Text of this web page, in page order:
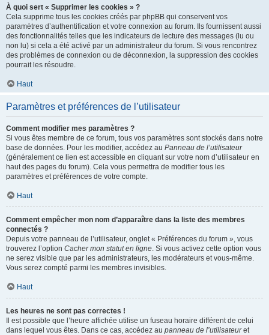
À quoi sert « Supprimer les cookies » ?
Cela supprime tous les cookies créés par phpBB qui conservent vos
paramètres d’authentification et votre connexion au forum. Ils fournissent aussi
des fonctionnalités telles que les indicateurs de lecture des messages (lu ou
non lu) si cela a été activé par un administrateur du forum. Si vous rencontrez
des problèmes de connexion ou de déconnexion, la suppression des cookies
pourrait les résoudre.
Haut
Paramètres et préférences de l’utilisateur
Comment modifier mes paramètres ?
Si vous êtes membre de ce forum, tous vos paramètres sont stockés dans notre
base de données. Pour les modifier, accédez au Panneau de l’utilisateur
(généralement ce lien est accessible en cliquant sur votre nom d’utilisateur en
haut des pages du forum). Cela vous permettra de modifier tous les
paramètres et préférences de votre compte.
Haut
Comment empêcher mon nom d’apparaître dans la liste des membres
connectés ?
Depuis votre panneau de l’utilisateur, onglet « Préférences du forum », vous
trouverez l’option Cacher mon statut en ligne. Si vous activez cette option vous
ne serez visible que par les administrateurs, les modérateurs et vous-même.
Vous serez compté parmi les membres invisibles.
Haut
Les heures ne sont pas correctes !
Il est possible que l’heure affichée utilise un fuseau horaire différent de celui
dans lequel vous êtes. Dans ce cas, accédez au panneau de l’utilisateuret